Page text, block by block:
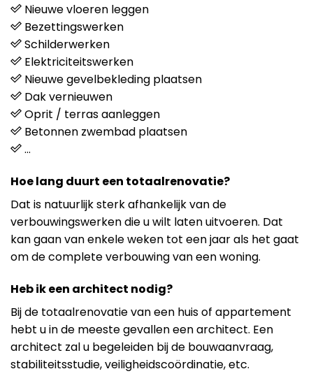
Nieuwe vloeren leggen
Bezettingswerken
Schilderwerken
Elektriciteitswerken
Nieuwe gevelbekleding plaatsen
Dak vernieuwen
Oprit / terras aanleggen
Betonnen zwembad plaatsen
…
Hoe lang duurt een totaalrenovatie?
Dat is natuurlijk sterk afhankelijk van de
verbouwingswerken die u wilt laten uitvoeren. Dat
kan gaan van enkele weken tot een jaar als het gaat
om de complete verbouwing van een woning.
Heb ik een architect nodig?
Bij de totaalrenovatie van een huis of appartement
hebt u in de meeste gevallen een architect. Een
architect zal u begeleiden bij de bouwaanvraag,
stabiliteitsstudie, veiligheidscoördinatie, etc.